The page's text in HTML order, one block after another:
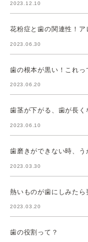
2023.12.10
花粉症と歯の関連性！
2023.06.30
歯の根本が黒い！これっ
2023.06.20
歯茎が下がる、歯が長
2023.06.10
歯磨きができない時、う
2023.03.30
熱いものが歯にしみたら
2023.03.20
歯の役割って？